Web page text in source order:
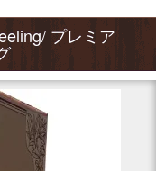
プレミア